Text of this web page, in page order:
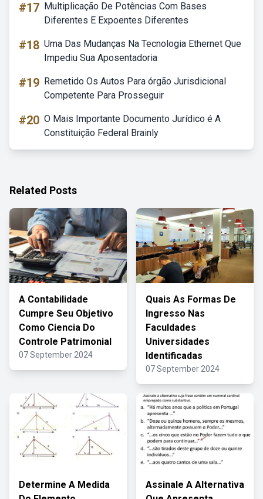
#17 Multiplicação De Potências Com Bases
Diferentes E Expoentes Diferentes
#18 Uma Das Mudanças Na Tecnologia Ethernet Que
Impediu Sua Aposentadoria
#19 Remetido Os Autos Para órgão Jurisdicional
Competente Para Prosseguir
#20 O Mais Importante Documento Jurídico é A
Constituição Federal Brainly
Related Posts
A Contabilidade
Cumpre Seu Objetivo
Como Ciencia Do
Controle Patrimonial
07 September 2024
Quais As Formas De
Ingresso Nas
Faculdades
Universidades
Identificadas
07 September 2024
Determine A Medida
Assinale A Alternativa